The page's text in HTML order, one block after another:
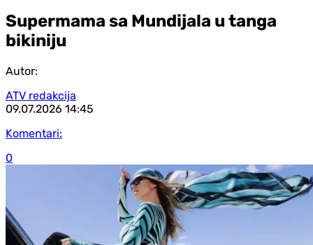
Supermama sa Mundijala u tanga
bikiniju
Autor:
ATV redakcija
09.07.2026 14:45
Komentari:
0